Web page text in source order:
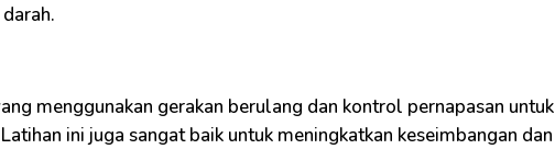
menggunakan gerakan berulang dan kontrol pernapasan untuk
ini juga sangat baik untuk meningkatkan keseimbangan dan